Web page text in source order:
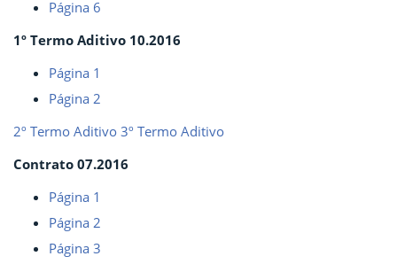
Página 6
1º Termo Aditivo 10.2016
Página 1
Página 2
2º Termo Aditivo 3º Termo Aditivo
Contrato 07.2016
Página 1
Página 2
Página 3